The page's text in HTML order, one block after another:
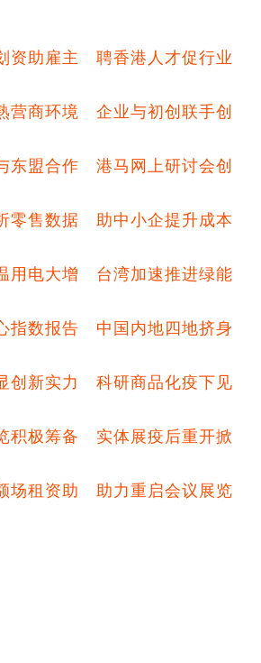
资助雇主 聘香港人才促行业
营商环境 企业与初创联手创
东盟合作 港马网上研讨会创
零售数据 助中小企提升成本
用电大增 台湾加速推进绿能
指数报告 中国内地四地挤身
创新实力 科研商品化疫下见
积极筹备 实体展疫后重开掀
场租资助 助力重启会议展览